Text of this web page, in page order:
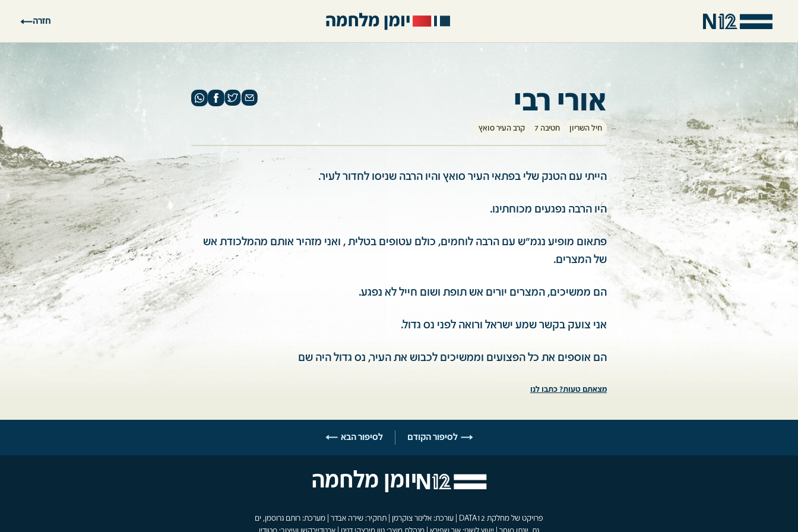
חזרה
אורי רבי
חיל השריון חטיבה 7 קרב העיר סואץ
הייתי עם הטנק שלי בפתאי העיר סואץ והיו הרבה שניסו לחדור לעיר.
היו הרבה נפגעים מכוחתינו.
פתאום מופיע נגמ"ש עם הרבה לוחמים, כולם עטופים בטלית , ואני מזהיר אותם מהמלכודת אש
של המצרים.
הם ממשיכים, המצרים יורים אש תופת ושום חייל לא נפגע.
אני צועק בקשר שמע ישראל ורואה לפני נס גדול.
הם אוספים את כל הפצועים וממשיכים לכבוש את העיר, נס גדול היה שם
מצאתם טעות? כתבו לנו
לסיפור הקודם לסיפור הבא
יומן מלחמה
פרויקט של מחלקת DATA12 | עורכת: אלינור צוקרמן | תחקיר: שירה אבדר | מערכת: רותם גרוסמן, ים